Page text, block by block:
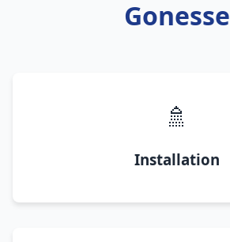
Gonesse
🚿
Installation